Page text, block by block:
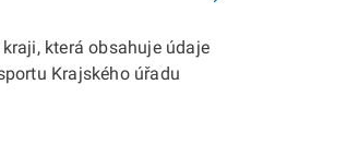
která obsahuje údaje
Krajského úřadu